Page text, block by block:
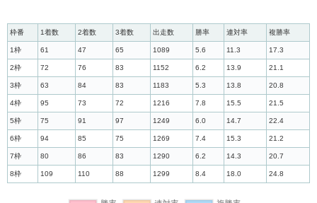
枠番 1着数 2着数 3着数 出走数 勝率 連対率 複勝率
1枠 61 47 65 1089 5.6 11.3 17.3
2枠 72 76 83 1152 6.2 13.9 21.1
3枠 63 84 83 1183 5.3 13.8 20.8
4枠 95 73 72 1216 7.8 15.5 21.5
5枠 75 91 97 1249 6.0 14.7 22.4
6枠 94 85 75 1269 7.4 15.3 21.2
7枠 80 86 83 1290 6.2 14.3 20.7
8枠 109 110 88 1299 8.4 18.0 24.8